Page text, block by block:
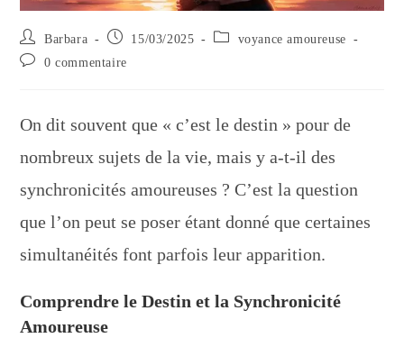
Auteur/autrice
de
la
Barbara
Publication
15/03/2025
Post
voyance amoureuse
Commentaires
0 commentaire
On dit souvent que « c’est le destin » pour de
nombreux sujets de la vie, mais y a-t-il des
synchronicités amoureuses ? C’est la question
que l’on peut se poser étant donné que certaines
simultanéités font parfois leur apparition.
Comprendre le Destin et la Synchronicité
Amoureuse